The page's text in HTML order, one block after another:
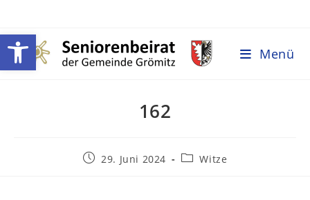
Werkzeugleiste öffnen Menü
162
29. Juni 2024 Witze